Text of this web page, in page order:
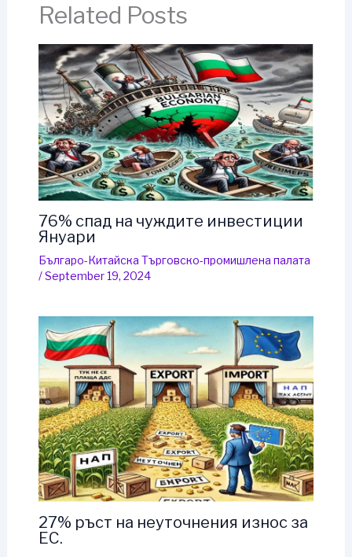
Related Posts
76% спад на чуждите инвестиции
Януари
Българо-Китайска Търговско-промишлена палaта
/September 19, 2024
27% ръст на неуточнения износ за
ЕС.